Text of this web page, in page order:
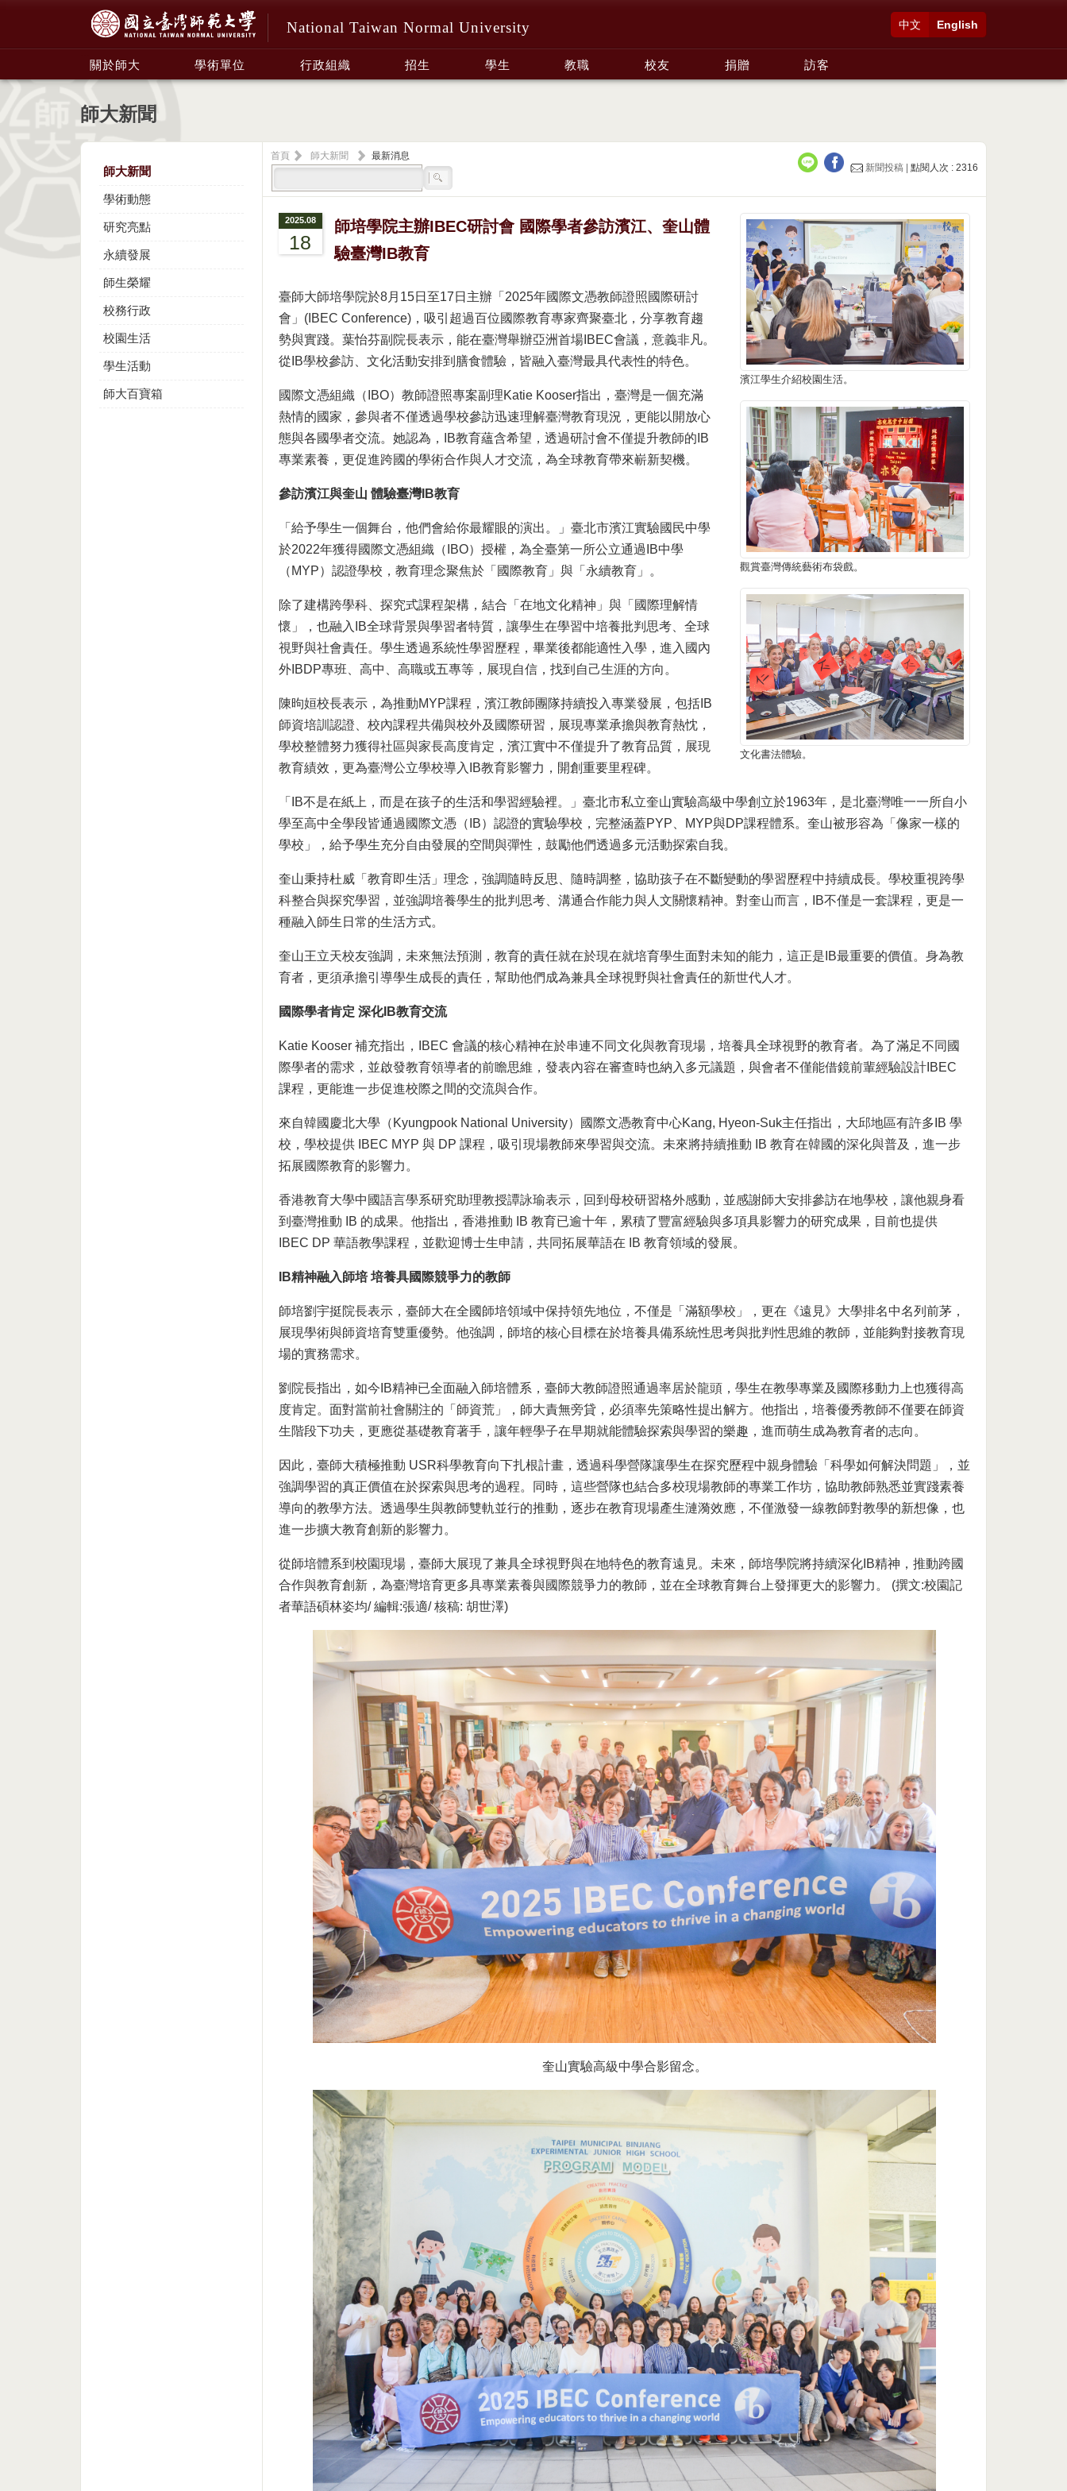
National Taiwan Normal University English
中文
關於師大 學術單位 行政組織 招生 學生 教職 校友 捐贈 訪客
師大新聞
師大新聞
學術動態
研究亮點
永續發展
師生榮耀
校務行政
校園生活
學生活動
師大百寶箱
首頁 師大新聞
最新消息
新聞投稿 |點閱人次 : 2316
濱江學生介紹校園生活。
觀賞臺灣傳統藝術布袋戲。
文化書法體驗。
2025.08
18
師培學院主辦IBEC研討會 國際學者參訪濱江、奎山體
驗臺灣IB教育
臺師大師培學院於8月15日至17日主辦「2025年國際文憑教師證照國際研討
會」(IBEC Conference)，吸引超過百位國際教育專家齊聚臺北，分享教育趨
勢與實踐。葉怡芬副院長表示，能在臺灣舉辦亞洲首場IBEC會議，意義非凡。
從IB學校參訪、文化活動安排到膳食體驗，皆融入臺灣最具代表性的特色。
國際文憑組織（IBO）教師證照專案副理Katie Kooser指出，臺灣是一個充滿
熱情的國家，參與者不僅透過學校參訪迅速理解臺灣教育現況，更能以開放心
態與各國學者交流。她認為，IB教育蘊含希望，透過研討會不僅提升教師的IB
專業素養，更促進跨國的學術合作與人才交流，為全球教育帶來嶄新契機。
參訪濱江與奎山 體驗臺灣IB教育
「給予學生一個舞台，他們會給你最耀眼的演出。」臺北市濱江實驗國民中學
於2022年獲得國際文憑組織（IBO）授權，為全臺第一所公立通過IB中學
（MYP）認證學校，教育理念聚焦於「國際教育」與「永續教育」。
除了建構跨學科、探究式課程架構，結合「在地文化精神」與「國際理解情
懷」，也融入IB全球背景與學習者特質，讓學生在學習中培養批判思考、全球
視野與社會責任。學生透過系統性學習歷程，畢業後都能適性入學，進入國內
外IBDP專班、高中、高職或五專等，展現自信，找到自己生涯的方向。
陳昫姮校長表示，為推動MYP課程，濱江教師團隊持續投入專業發展，包括IB
師資培訓認證、校內課程共備與校外及國際研習，展現專業承擔與教育熱忱，
學校整體努力獲得社區與家長高度肯定，濱江實中不僅提升了教育品質，展現
教育績效，更為臺灣公立學校導入IB教育影響力，開創重要里程碑。
「IB不是在紙上，而是在孩子的生活和學習經驗裡。」臺北市私立奎山實驗高級中學創立於1963年，是北臺灣唯一一所自小
學至高中全學段皆通過國際文憑（IB）認證的實驗學校，完整涵蓋PYP、MYP與DP課程體系。奎山被形容為「像家一樣的
學校」，給予學生充分自由發展的空間與彈性，鼓勵他們透過多元活動探索自我。
奎山秉持杜威「教育即生活」理念，強調隨時反思、隨時調整，協助孩子在不斷變動的學習歷程中持續成長。學校重視跨學
科整合與探究學習，並強調培養學生的批判思考、溝通合作能力與人文關懷精神。對奎山而言，IB不僅是一套課程，更是一
種融入師生日常的生活方式。
奎山王立天校友強調，未來無法預測，教育的責任就在於現在就培育學生面對未知的能力，這正是IB最重要的價值。身為教
育者，更須承擔引導學生成長的責任，幫助他們成為兼具全球視野與社會責任的新世代人才。
國際學者肯定 深化IB教育交流
Katie Kooser 補充指出，IBEC 會議的核心精神在於串連不同文化與教育現場，培養具全球視野的教育者。為了滿足不同國
際學者的需求，並啟發教育領導者的前瞻思維，發表內容在審查時也納入多元議題，與會者不僅能借鏡前輩經驗設計IBEC
課程，更能進一步促進校際之間的交流與合作。
來自韓國慶北大學（Kyungpook National University）國際文憑教育中心Kang, Hyeon-Suk主任指出，大邱地區有許多IB 學
校，學校提供 IBEC MYP 與 DP 課程，吸引現場教師來學習與交流。未來將持續推動 IB 教育在韓國的深化與普及，進一步
拓展國際教育的影響力。
香港教育大學中國語言學系研究助理教授譚詠瑜表示，回到母校研習格外感動，並感謝師大安排參訪在地學校，讓他親身看
到臺灣推動 IB 的成果。他指出，香港推動 IB 教育已逾十年，累積了豐富經驗與多項具影響力的研究成果，目前也提供
IBEC DP 華語教學課程，並歡迎博士生申請，共同拓展華語在 IB 教育領域的發展。
IB精神融入師培 培養具國際競爭力的教師
師培劉宇挺院長表示，臺師大在全國師培領域中保持領先地位，不僅是「滿額學校」，更在《遠見》大學排名中名列前茅，
展現學術與師資培育雙重優勢。他強調，師培的核心目標在於培養具備系統性思考與批判性思維的教師，並能夠對接教育現
場的實務需求。
劉院長指出，如今IB精神已全面融入師培體系，臺師大教師證照通過率居於龍頭，學生在教學專業及國際移動力上也獲得高
度肯定。面對當前社會關注的「師資荒」，師大責無旁貸，必須率先策略性提出解方。他指出，培養優秀教師不僅要在師資
生階段下功夫，更應從基礎教育著手，讓年輕學子在早期就能體驗探索與學習的樂趣，進而萌生成為教育者的志向。
因此，臺師大積極推動 USR科學教育向下扎根計畫，透過科學營隊讓學生在探究歷程中親身體驗「科學如何解決問題」，並
強調學習的真正價值在於探索與思考的過程。同時，這些營隊也結合多校現場教師的專業工作坊，協助教師熟悉並實踐素養
導向的教學方法。透過學生與教師雙軌並行的推動，逐步在教育現場產生漣漪效應，不僅激發一線教師對教學的新想像，也
進一步擴大教育創新的影響力。
從師培體系到校園現場，臺師大展現了兼具全球視野與在地特色的教育遠見。未來，師培學院將持續深化IB精神，推動跨國
合作與教育創新，為臺灣培育更多具專業素養與國際競爭力的教師，並在全球教育舞台上發揮更大的影響力。 (撰文:校園記
者華語碩林姿均/ 編輯:張適/ 核稿: 胡世澤)
奎山實驗高級中學合影留念。